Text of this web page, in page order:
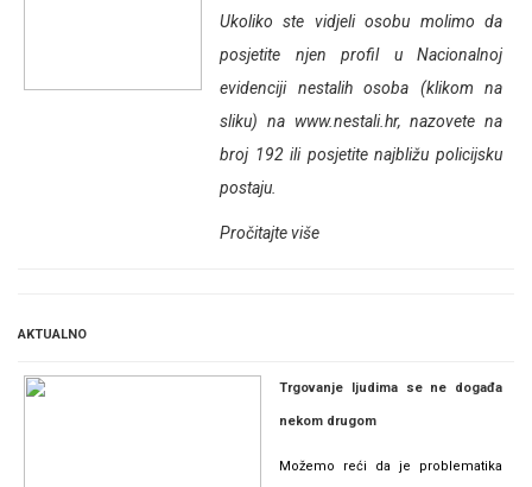
Ukoliko ste vidjeli osobu molimo da
posjetite njen profil u Nacionalnoj
evidenciji nestalih osoba (klikom na
sliku) na www.nestali.hr, nazovete na
broj 192 ili posjetite najbližu policijsku
postaju.
Pročitajte više
AKTUALNO
Trgovanje ljudima se ne događa
nekom drugom
Možemo reći da je problematika